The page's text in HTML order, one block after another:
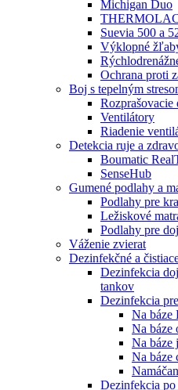
Michigan Duo
Suevia 500 a
Výklopné
Ochrana proti
Boj s tepelným
Rozprašovacie
Ventilátory
Riadenie
Detekcia ruje a
Boumatic
SenseHub
Gumené podlahy a
Podlahy pre
Ležiskové
Podlahy pre
Váženie zvierat
Dezinfekčné a
Dezinfekcia
tankov
Dezinfekcia
Na báze
Na báze
Na báze
Na báze
Dezinfekcia